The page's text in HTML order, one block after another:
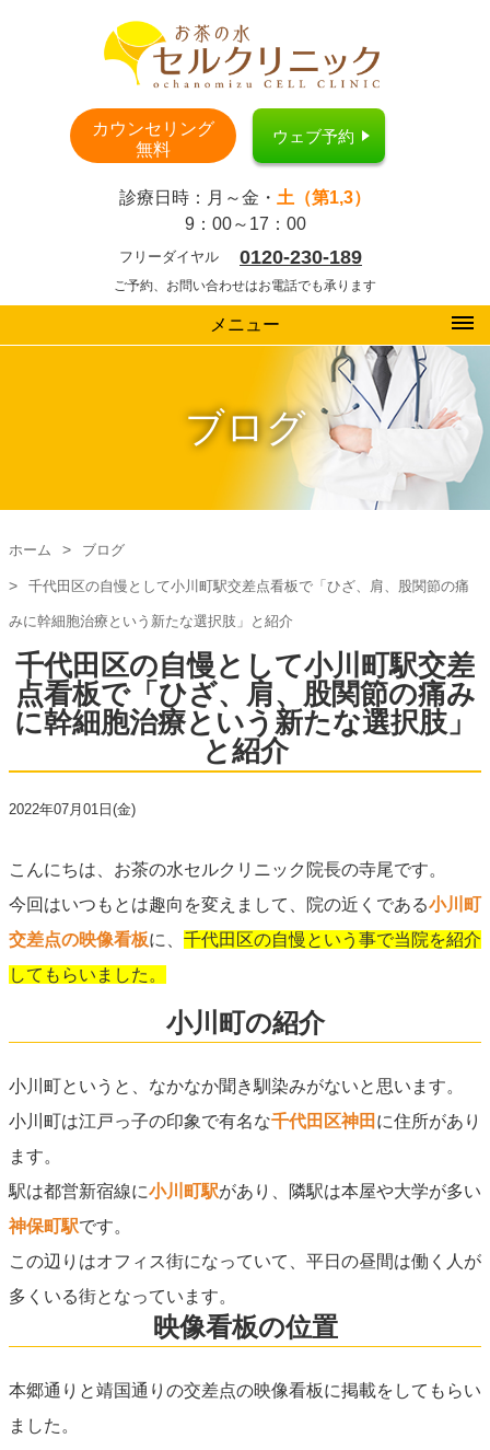
カウンセリング
無料
ウェブ予約
診療日時：月～金・ 土（第1,3）
9：00～17：00
フリーダイヤル 0120-230-189
ご予約、お問い合わせはお電話でも承ります
メニュー
ブログ
ホーム ブログ
千代田区の自慢として小川町駅交差点看板で「ひざ、肩、股関節の痛
みに幹細胞治療という新たな選択肢」と紹介
千代田区の自慢として小川町駅交差
点看板で「ひざ、肩、股関節の痛み
に幹細胞治療という新たな選択肢」
と紹介
2022年07月01日(金)
こんにちは、お茶の水セルクリニック院長の寺尾です。
今回はいつもとは趣向を変えまして、院の近くである小川町
交差点の映像看板に、 千代田区の自慢という事で当院を紹介
してもらいました。
小川町の紹介
小川町というと、なかなか聞き馴染みがないと思います。
小川町は江戸っ子の印象で有名な千代田区神田 に住所があり
ます。
駅は都営新宿線に小川町駅があり、隣駅は本屋や大学が多い
神保町駅です。
この辺りはオフィス街になっていて、平日の昼間は働く人が
多くいる街となっています。
映像看板の位置
本郷通りと靖国通りの交差点の映像看板に掲載をしてもらい
ました。